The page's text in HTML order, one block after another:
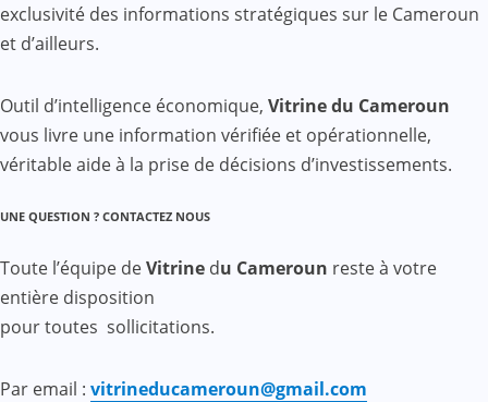
exclusivité des informations stratégiques sur le Cameroun
et d’ailleurs.
Outil d’intelligence économique, Vitrine du Cameroun
vous livre une information vérifiée et opérationnelle,
véritable aide à la prise de décisions d’investissements.
UNE QUESTION ? CONTACTEZ NOUS
Toute l’équipe deVitrine du Cameroun reste à votre
entière disposition
pour toutes sollicitations.
Par email : vitrineducameroun@gmail.com